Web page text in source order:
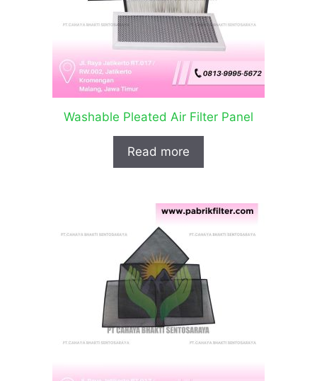
Washable Pleated Air Filter Panel
Read more